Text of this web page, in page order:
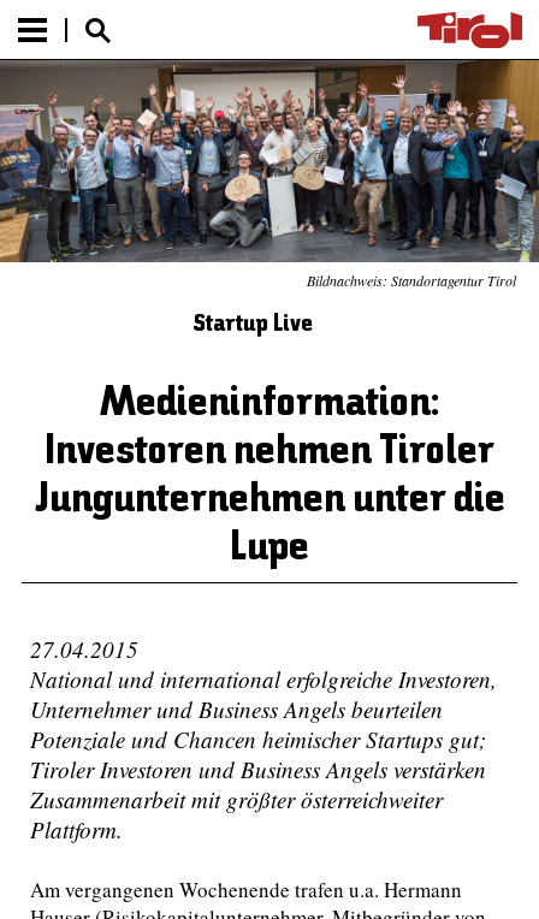
Bildnachweis: Standortagentur Tirol
Startup Live
Medieninformation:
Investoren nehmen Tiroler
Jungunternehmen unter die
Lupe
27.04.2015
National und international erfolgreiche Investoren,
Unternehmer und Business Angels beurteilen
Potenziale und Chancen heimischer Startups gut;
Tiroler Investoren und Business Angels verstärken
Zusammenarbeit mit größter österreichweiter
Plattform.
Am vergangenen Wochenende trafen u.a. Hermann